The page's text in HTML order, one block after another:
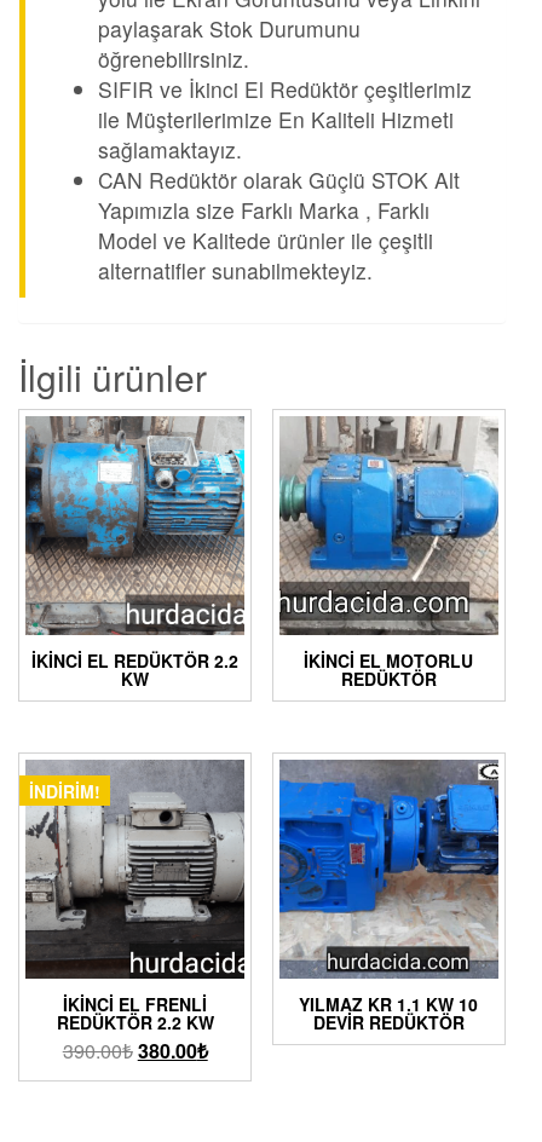
paylaşarak Stok Durumunu
öğrenebilirsiniz.
SIFIR ve İkinci El Redüktör çeşitlerimiz
ile Müşterilerimize En Kaliteli Hizmeti
sağlamaktayız.
CAN Redüktör olarak Güçlü STOK Alt
Yapımızla size Farklı Marka , Farklı
Model ve Kalitede ürünler ile çeşitli
alternatifler sunabilmekteyiz.
İlgili ürünler
İKİNCİ EL REDÜKTÖR 2.2
KW
İKINCI EL MOTORLU
REDÜKTÖR
İNDIRIM!
İKINCI EL FRENLI
REDÜKTÖR 2.2 KW
390.00₺380.00₺
YILMAZ KR 1.1 KW 10
DEVIR REDÜKTÖR